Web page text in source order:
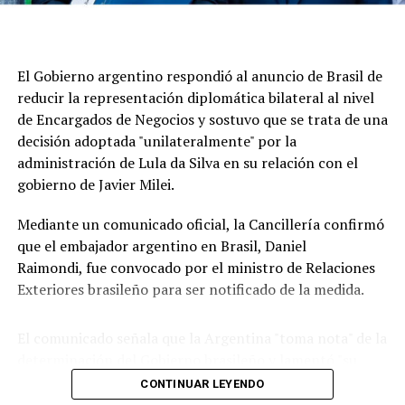
Eso es mucho más grave que cualquier cosa que haya
ocurrido hasta ese momento y marca el modo en que la
Argentina viene manejando este tema".
Para el canciller, "Brasil viene teniendo conflicto con
varios países como Paraguay", lo que, a su criterio, indica
una decisión de esa nación de “escalar temas" que, para
el gobierno de Milei, "tienen que permanecer en el
ámbito ideológico y político de una contienda electoral
en la que estamos claramente enfrentados en el deseo
Por su parte, Milei encabezará esta semana una nueva
El Gobierno argentino respondió al anuncio de Brasil de
reducir la representación diplomática bilateral al nivel
de Encargados de Negocios y sostuvo que se trata de una
decisión adoptada "unilateralmente" por la
administración de Lula da Silva en su relación con el
gobierno de Javier Milei.
Mediante un comunicado oficial, la Cancillería confirmó
que el embajador argentino en Brasil, Daniel
Raimondi, fue convocado por el ministro de Relaciones
Exteriores brasileño para ser notificado de la medida.
decisión de continuar aislándose del resto de la
CONTINUAR LEYENDO